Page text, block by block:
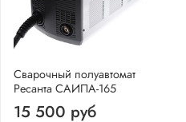
Сварочный полуавтомат
Ресанта САИПА-165
15 500 руб